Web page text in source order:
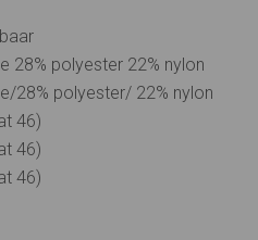
28% polyester 22% nylon
28% polyester/ 22% nylon
46)
46)
46)